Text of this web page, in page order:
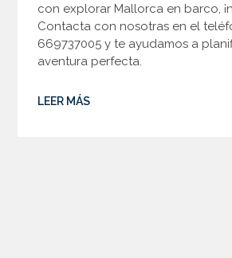
con explorar Mallorca en barco,
Contacta con nosotras en el
669737005 y te ayudamos a
aventura perfecta.
LEER MÁS